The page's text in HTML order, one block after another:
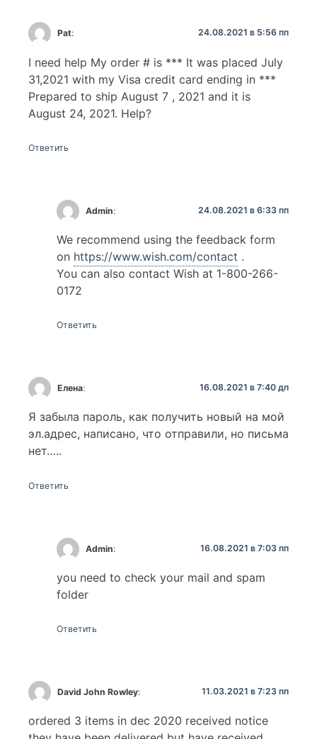
Pat: 24.08.2021 в 5:56 пп
I need help My order # is *** It was placed July
31,2021 with my Visa credit card ending in ***
Prepared to ship August 7 , 2021 and it is
August 24, 2021. Help?
Ответить
Admin: 24.08.2021 в 6:33 пп
We recommend using the feedback form
on https://www.wish.com/contact .
You can also contact Wish at 1-800-266-
0172
Ответить
Елена: 16.08.2021 в 7:40 дп
Я забыла пароль, как получить новый на мой
эл.адрес, написано, что отправили, но письма
нет…..
Ответить
Admin: 16.08.2021 в 7:03 пп
you need to check your mail and spam
folder
Ответить
David John Rowley: 11.03.2021 в 7:23 пп
ordered 3 items in dec 2020 received notice